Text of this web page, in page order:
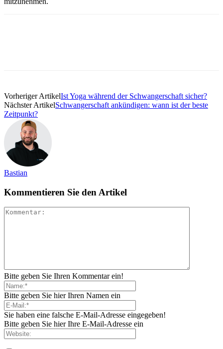
Vorheriger ArtikelIst Yoga während der Schwangerschaft sicher?
Nächster ArtikelSchwangerschaft ankündigen: wann ist der beste
Zeitpunkt?
Bastian
Kommentieren Sie den Artikel
Bitte geben Sie Ihren Kommentar ein!
Bitte geben Sie hier Ihren Namen ein
Sie haben eine falsche E-Mail-Adresse eingegeben!
Bitte geben Sie hier Ihre E-Mail-Adresse ein